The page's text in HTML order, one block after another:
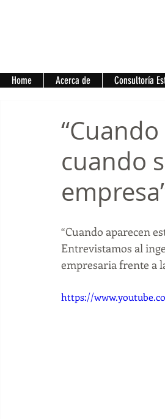
Home Acerca de Consultoría
cuando
“Cuando aparecen
Entrevistamos al
empresaria frente a
https://